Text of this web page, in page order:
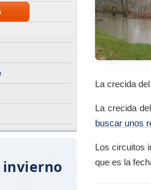
La crecida
La crecida
buscar unos
Los circuitos
que es la